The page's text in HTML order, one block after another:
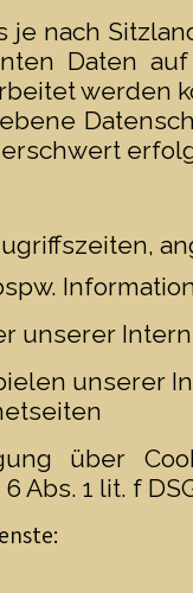
je nach
Daten
werden
unserer
unserer
über
Abs. 1 lit. f